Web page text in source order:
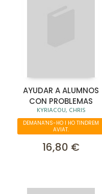
AYUDAR A ALUMNOS
CON PROBLEMAS
KYRIACOU, CHRIS
DEMANA'NS-HO I HO TINDREM
AVIAT.
16,80 €